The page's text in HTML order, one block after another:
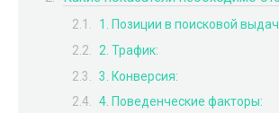
1. Позиции в поисковой
2. Трафик:
3. Конверсия:
4. Поведенческие факторы: